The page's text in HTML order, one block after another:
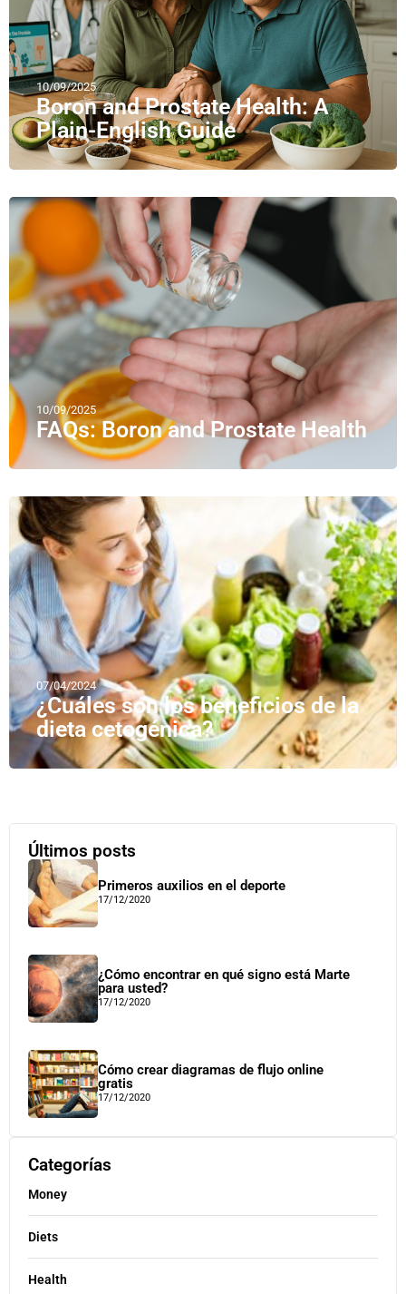
10/09/2025
Boron and Prostate Health: A
Plain-English Guide
10/09/2025
FAQs: Boron and Prostate Health
07/04/2024
¿Cuáles son los beneficios de la
dieta cetogénica?
Últimos posts
Primeros auxilios en el deporte
17/12/2020
¿Cómo encontrar en qué signo está Marte
para usted?
17/12/2020
Cómo crear diagramas de flujo online
gratis
17/12/2020
Categorías
Money
Diets
Health